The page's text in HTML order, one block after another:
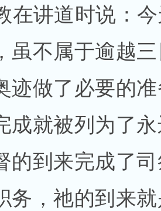
讲道时说：今
虽不属于逾越
迹做了必要的
成就被列为了
的到来完成了
务，祂的到来